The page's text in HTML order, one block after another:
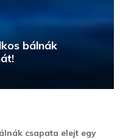
bálnák
csapata elejt egy